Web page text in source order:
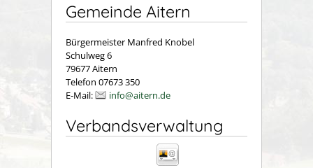
Gemeinde Aitern
Bürgermeister Manfred Knobel
Schulweg 6
79677 Aitern
Telefon 07673 350
E-Mail:
info@aitern.de
Verbandsverwaltung